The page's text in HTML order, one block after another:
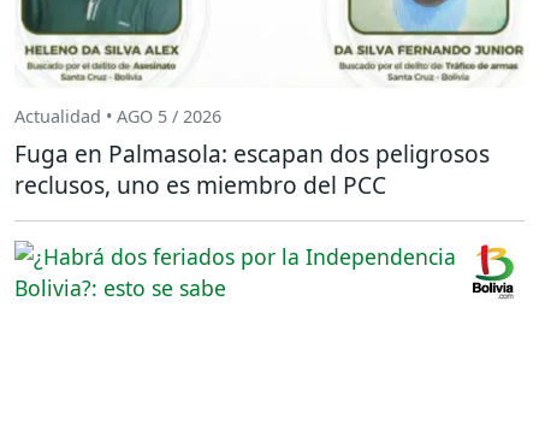
Actualidad • AGO 5 / 2026
Fuga en Palmasola: escapan dos peligrosos
reclusos, uno es miembro del PCC